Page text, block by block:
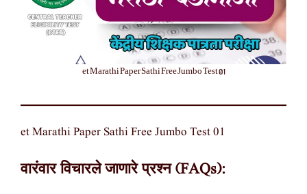
et Marathi Paper Sathi Free Jumbo Test 01
et Marathi Paper Sathi Free Jumbo Test 01
वारंवार विचारले जाणारे प्रश्न (FAQs):